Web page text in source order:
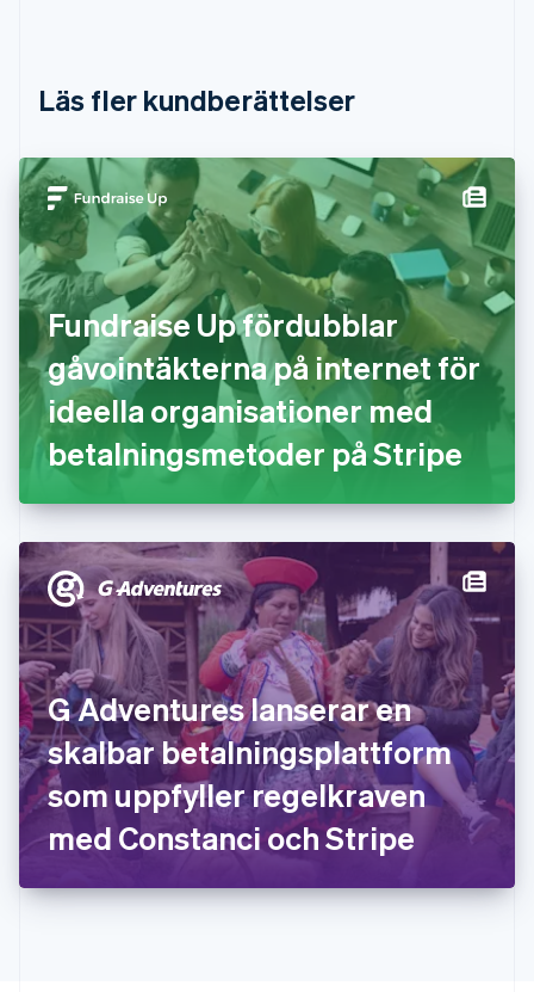
Läs fler kundberättelser
Fundraise Up fördubblar
gåvointäkterna på internet för
ideella organisationer med
betalningsmetoder på Stripe
G Adventures lanserar en
skalbar betalningsplattform
som uppfyller regelkraven
med Constanci och Stripe
English
Finland
EnglishSvenska
Frankrike
Français English
Förenade Arabemiraten
English
Gibraltar
English
Grekland
English
Hongkong SAR, Kina
English 简体中文
Indien
Irland
English
Italien
ItalianoEnglish
Japan
日本語 English
Kanada
English Français
Kroatien
English Italiano
Lettland
Liechtenstein
DeutschEnglish
Litauen
Luxemburg